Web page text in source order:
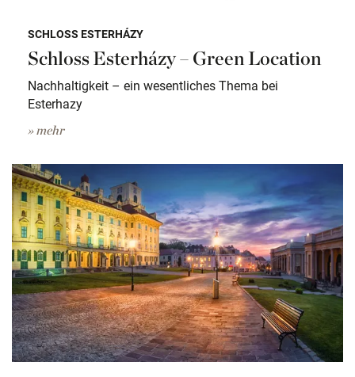
SCHLOSS ESTERHÁZY
Schloss Esterházy – Green Location
Nachhaltigkeit – ein wesentliches Thema bei
Esterhazy
» mehr